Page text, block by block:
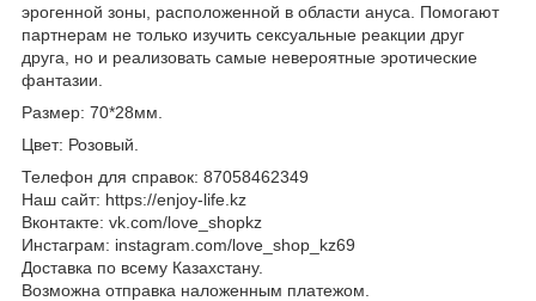
эрогенной зоны, расположенной в области ануса. Помогают
партнерам не только изучить сексуальные реакции друг
друга, но и реализовать самые невероятные эротические
фантазии.
Размер: 70*28мм.
Цвет: Розовый.
Телефон для справок: 87058462349
Наш сайт: https://enjoy-life.kz
Вконтакте: vk.com/love_shopkz
Инстаграм: instagram.com/love_shop_kz69
Доставка по всему Казахстану.
Возможна отправка наложенным платежом.